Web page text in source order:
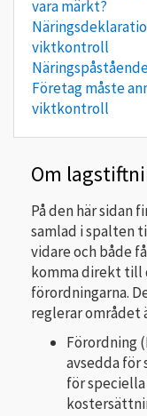
vara märkt?
viktkontroll
Företag måste
viktkontroll
Om
På den här sidan
samlad i spalten
vidare och både
komma direkt till
förordningarna.
reglerar området
Förordning
avsedda för
för